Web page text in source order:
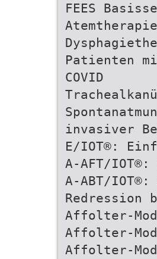
FEES
Patienten
COVID
invasiver
E/IOT®:
A-AFT/
A-ABT/IOT®:
Redression
Affolter-
Affolter-
Affolter-